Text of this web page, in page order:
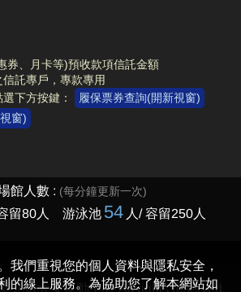
券、月卡等)預收款項信託金額
託專戶，專款專用
下方按鍵：
履保票券查詢(開新視窗)
窗)
北市大安運動中心 All rights reserved.